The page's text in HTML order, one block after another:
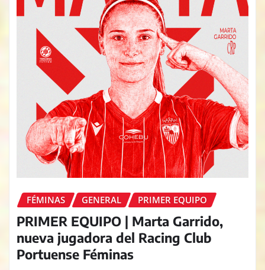
FÉMINAS GENERAL PRIMER EQUIPO
PRIMER EQUIPO | Marta Garrido,
nueva jugadora del Racing Club
Portuense Féminas